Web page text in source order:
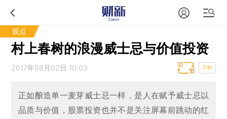
观点
村上春树的浪漫威士忌与价值投资
2017年08月02日 10:03 T中
正如酿造单一麦芽威士忌一样，是人在赋予威士忌以
品质与价值，股票投资也并不是关注屏幕前跳动的红